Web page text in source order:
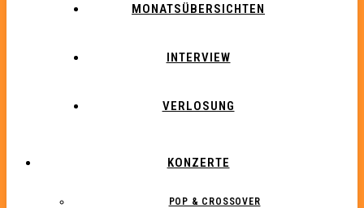
MONATSÜBERSICHTEN
INTERVIEW
VERLOSUNG
KONZERTE
POP & CROSSOVER